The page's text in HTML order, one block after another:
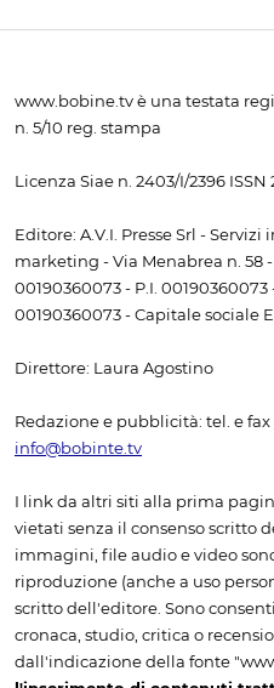
www.bobine.tv è una testata
n. 5/10 reg. stampa
Licenza Siae n. 2403/I/2396 ISSN
Editore: A.V.I. Presse Srl -
marketing - Via Menabrea n. 58 -
00190360073 - P.I. 00190360073
00190360073 - Capitale sociale
Direttore: Laura Agostino
Redazione e pubblicità: tel. e fax
info@bobinte.tv
I link da altri siti alla prima
vietati senza il consenso scritto
immagini, file audio e video
riproduzione (anche a uso
scritto dell'editore. Sono
cronaca, studio, critica o
dall'indicazione della fonte